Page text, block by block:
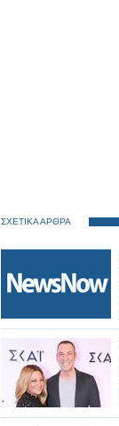
ΣΧΕΤΙΚΑ ΑΡΘΡΑ